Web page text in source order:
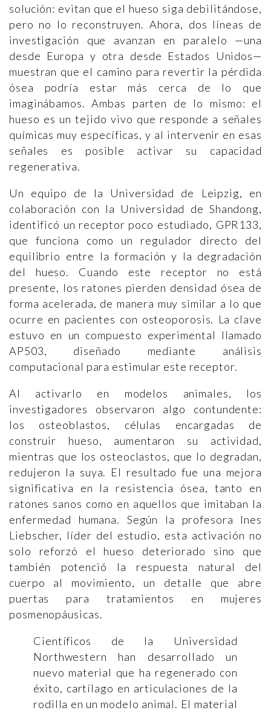
solución: evitan que el hueso siga debilitándose,
pero no lo reconstruyen. Ahora, dos líneas de
investigación que avanzan en paralelo —una
desde Europa y otra desde Estados Unidos—
muestran que el camino para revertir la pérdida
ósea podría estar más cerca de lo que
imaginábamos. Ambas parten de lo mismo: el
hueso es un tejido vivo que responde a señales
químicas muy específicas, y al intervenir en esas
señales es posible activar su capacidad
regenerativa.
Un equipo de la Universidad de Leipzig, en
colaboración con la Universidad de Shandong,
identificó un receptor poco estudiado, GPR133,
que funciona como un regulador directo del
equilibrio entre la formación y la degradación
del hueso. Cuando este receptor no está
presente, los ratones pierden densidad ósea de
forma acelerada, de manera muy similar a lo que
ocurre en pacientes con osteoporosis. La clave
estuvo en un compuesto experimental llamado
AP503, diseñado mediante análisis
computacional para estimular este receptor.
Al activarlo en modelos animales, los
investigadores observaron algo contundente:
los osteoblastos, células encargadas de
construir hueso, aumentaron su actividad,
mientras que los osteoclastos, que lo degradan,
redujeron la suya. El resultado fue una mejora
significativa en la resistencia ósea, tanto en
ratones sanos como en aquellos que imitaban la
enfermedad humana. Según la profesora Ines
Liebscher, líder del estudio, esta activación no
solo reforzó el hueso deteriorado sino que
también potenció la respuesta natural del
cuerpo al movimiento, un detalle que abre
puertas para tratamientos en mujeres
posmenopáusicas.
Científicos de la Universidad
Northwestern han desarrollado un
nuevo material que ha regenerado con
éxito, cartílago en articulaciones de la
rodilla en un modelo animal. El material